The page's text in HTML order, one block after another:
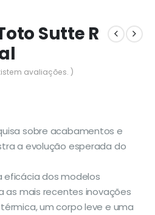
Sutte R
avaliações. )
sobre acabamentos e
a evolução esperada do
eficácia dos modelos
as mais recentes inovações
um corpo leve e uma